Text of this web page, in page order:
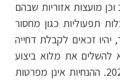
מועצות אזוריות שבהם
תפעוליות כגון מחסור
יהיו זכאים לקבלת דחייה
להשלים את מלוא ביצוע
תוכנית הניטור המאושרת לשנת 2026. ההנחיות אינן מפרטות